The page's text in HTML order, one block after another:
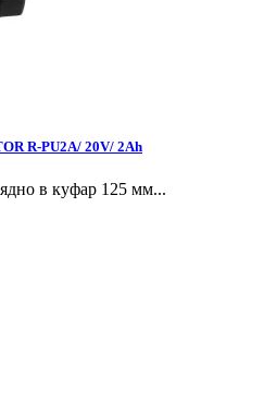
R-PU2A/ 20V/ 2Ah
в куфар 125 мм...